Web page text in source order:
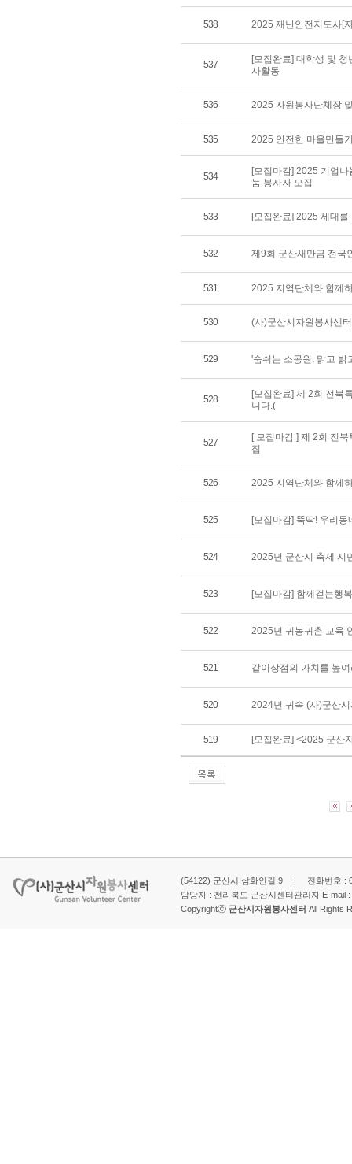
538 2025 재난안전지도사[
537
[모집완료] 대학생 및
사활동
536 2025 자원봉사단체장
535 2025 안전한 마을만들
534
[모집마감] 2025 기업
눔 봉사자 모집
533 [모집완료] 2025 세대
532 제9회 군산새만금 전국
531 2025 지역단체와 함께
530 (사)군산시자원봉사센
529 '숨쉬는 소공원, 맑고 밝
528
[모집완료] 제 2회 전북
니다.(
527
[ 모집마감 ] 제 2회 전
집
526 2025 지역단체와 함께
525 [모집마감] 뚝딱! 우리
524 2025년 군산시 축제 시
523 [모집마감] 함께걷는행
522 2025년 귀농귀촌 교육
521 같이상점의 가치를 높
520 2024년 귀속 (사)군산
519 [모집완료] <2025 군산
(54122) 군산시 삼화안길 9 | 전화번호 :
담당자 : 전라북도 군산시센터관리자 E-mail :
Copyrightⓒ 군산시자원봉사센터 All Rights